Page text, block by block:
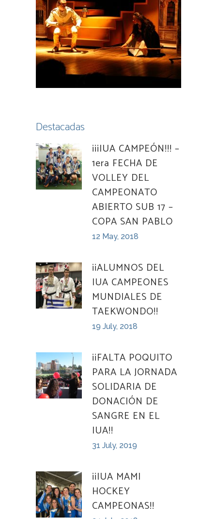
Destacadas
¡¡¡IUA CAMPEÓN!!! –
1era FECHA DE
VOLLEY DEL
CAMPEONATO
ABIERTO SUB 17 –
COPA SAN PABLO
12 May, 2018
¡¡ALUMNOS DEL
IUA CAMPEONES
MUNDIALES DE
TAEKWONDO!!
19 July, 2018
¡¡FALTA POQUITO
PARA LA JORNADA
SOLIDARIA DE
DONACIÓN DE
SANGRE EN EL
IUA!!
31 July, 2019
¡¡IUA MAMI
HOCKEY
CAMPEONAS!!